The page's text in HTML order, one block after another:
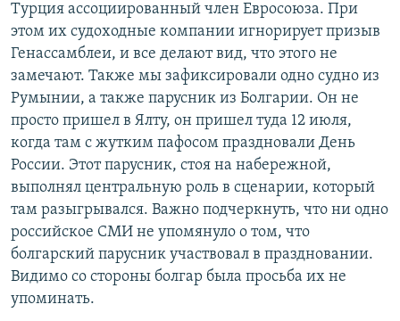
Турция ассоциированный член Евросоюза. При
этом их судоходные компании игнорирует призыв
Генассамблеи, и все делают вид, что этого не
замечают. Также мы зафиксировали одно судно из
Румынии, а также парусник из Болгарии. Он не
просто пришел в Ялту, он пришел туда 12 июля,
когда там с жутким пафосом праздновали День
России. Этот парусник, стоя на набережной,
выполнял центральную роль в сценарии, который
там разыгрывался. Важно подчеркнуть, что ни одно
российское СМИ не упомянуло о том, что
болгарский парусник участвовал в праздновании.
Видимо со стороны болгар была просьба их не
упоминать.